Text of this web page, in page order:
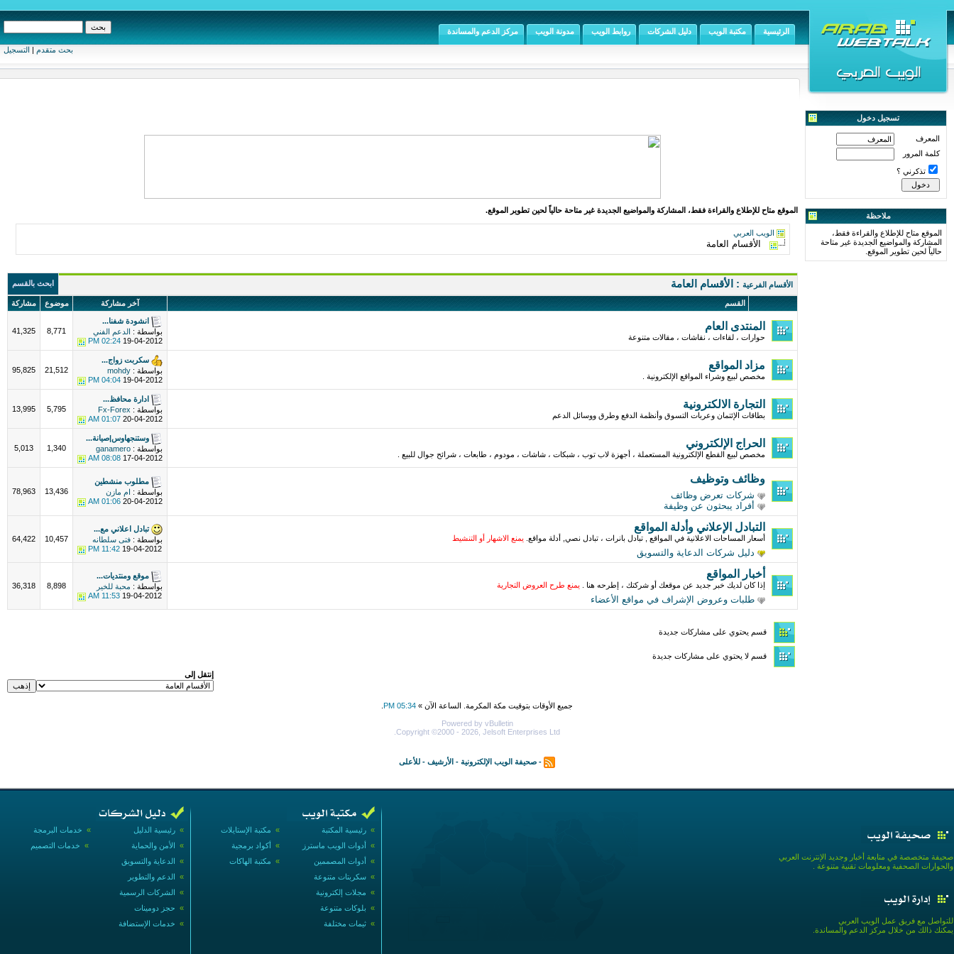
بحث متقدم | التسجيل
الرئيسية مكتبة الويب دليل الشركات روابط الويب مدونة الويب مركز الدعم والمساندة
تسجيل دخول
المعرف
كلمة المرور
تذكرني ؟
ملاحظة
الموقع متاح للإطلاع والقراءة فقط،
المشاركة والمواضيع الجديدة غير متاحة
حالياً لحين تطوير الموقع.
الموقع متاح للإطلاع والقراءة فقط، المشاركة والمواضيع الجديدة غير متاحة حالياً لحين تطوير الموقع.
الويب العربي
الأقسام العامة
الأقسام الفرعية : الأقسام العامة ابحث بالقسم
القسم آخر مشاركة موضوع مشاركة
المنتدى العام
حوارات ، لقاءات ، نقاشات ، مقالات متنوعة
انشودة شفنا...
بواسطة :
الدعم الفني
19-04-2012
02:24 PM
8,771
41,325
مزاد المواقع
مخصص لبيع وشراء المواقع الإلكترونية .
سكربت زواج...
بواسطة : mohdy
19-04-2012
04:04 PM
21,512
95,825
التجارة الالكترونية
بطاقات الإئتمان وعربات التسوق وأنظمة الدفع وطرق ووسائل الدعم
ادارة محافظ...
بواسطة : Fx-Forex
20-04-2012
01:07 AM
5,795
13,995
الحراج الإلكتروني
مخصص لبيع القطع الإلكترونية المستعملة ، أجهزة لاب توب ، شبكات ، شاشات ، مودوم ، طابعات ، شرائح جوال للبيع .
وستنجهاوس|صيانة...
بواسطة : ganamero
17-04-2012
08:08 AM
1,340
5,013
وظائف وتوظيف
شركات تعرض وظائف
أفراد يبحثون عن وظيفة
مطلوب منشطين
بواسطة :
ام مازن
20-04-2012
01:06 AM
13,436
78,963
التبادل الإعلاني وأدلة المواقع
أسعار المساحات الاعلانية في المواقع , تبادل بانرات ، تبادل نصي, أدلة مواقع. يمنع الاشهار أو التنشيط
دليل شركات الدعاية والتسويق
تبادل اعلاني مع...
بواسطة : فتى سلطانه
19-04-2012
11:42 PM
10,457
64,422
أخبار المواقع
إذا كان لديك خبر جديد عن موقعك أو شركتك ، إطرحه هنا . يمنع طرح العروض التجارية
طلبات وعروض الإشراف في مواقع الأعضاء
موقع ومنتديات...
بواسطة : محبة للخير
19-04-2012
11:53 AM
8,898
36,318
قسم يحتوي على مشاركات جديدة
قسم لا يحتوي على مشاركات جديدة
إنتقل إلى
جميع الأوقات بتوقيت مكة المكرمة. الساعة الآن » 05:34 PM
Powered by vBulletin
Copyright ©2000 - 2026, Jelsoft Enterprises Ltd.
- صحيفة الويب الإلكترونية - الأرشيف - للأعلى
» خدمات البرمجة » رئيسية الدليل
» خدمات التصميم » الأمن والحماية
» الدعاية والتسويق
» الدعم والتطوير
» الشركات الرسمية
» حجز دومينات
» خدمات الإستضافة
» مكتبة الإستايلات » رئيسية المكتبة
» أكواد برمجية » أدوات الويب ماسترز
» مكتبة الهاكات » أدوات المصممين
» سكربتات متنوعة
» مجلات إلكترونية
» بلوكات متنوعة
» ثيمات مختلفة
صحيفة متخصصة في متابعة أخبار وجديد الإنترنت العربي
والحوارات الصحفية ومعلومات تقنية متنوعة .
للتواصل مع فريق عمل الويب العربي
يمكنك ذالك من خلال مركز الدعم والمساندة.